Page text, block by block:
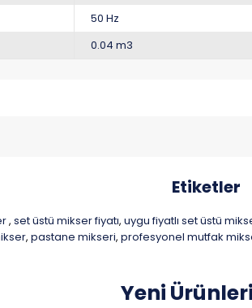
50 Hz
0.04 m3
Etiketler
, set üstü mikser fiyatı, uygu fiyatlı set üstü
, pastane mikseri, profesyonel mutfak
Yeni